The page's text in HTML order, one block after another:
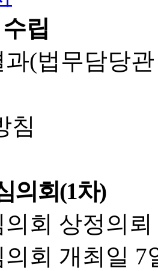
립
과(법무담당
침
의회(1차)
의회 상정의
회 개최일 7